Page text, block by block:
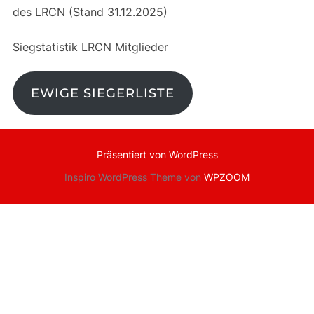
des LRCN (Stand 31.12.2025)
Siegstatistik LRCN Mitglieder
EWIGE SIEGERLISTE
Präsentiert von WordPress
Inspiro WordPress Theme von WPZOOM